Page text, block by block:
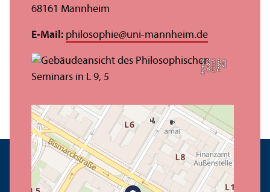
Bil
d:
T
o
bi
a
s
F
ri
t
s
c
h
(
p
u
bli
c
d
o
m
ai
n)
68161 Mannheim
E-Mail: philosophie@uni-mannheim.de